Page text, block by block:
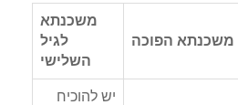
משכנתא הפוכה
משכנתא
לגיל
השלישי
יש להוכיח